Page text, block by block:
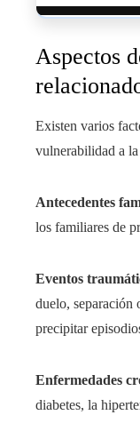
Aspectos
Existen varios
vulnerabilidad a
Antecedentes
los familiares de
Eventos
duelo, separación
precipitar
Enfermedades
diabetes, la